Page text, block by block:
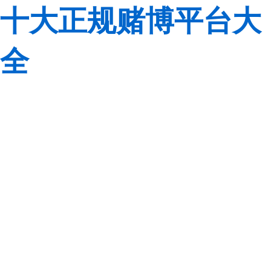
十大正规赌博平台大
全